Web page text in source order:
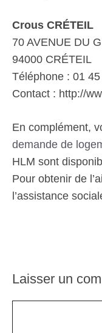
Crous CRÉTEIL
70 AVENUE DU
94000 CRÉTEIL
Téléphone : 01
Contact : http://
En complément,
demande de
HLM sont
Pour obtenir de
l’assistance
Laisser un